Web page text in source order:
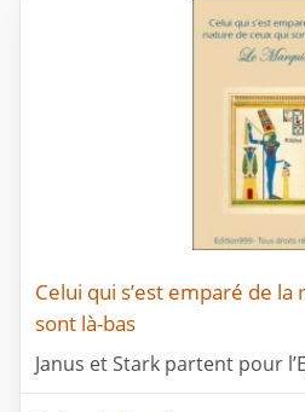
Celui qui s’est emparé de
sont là-bas
Janus et Stark partent pour